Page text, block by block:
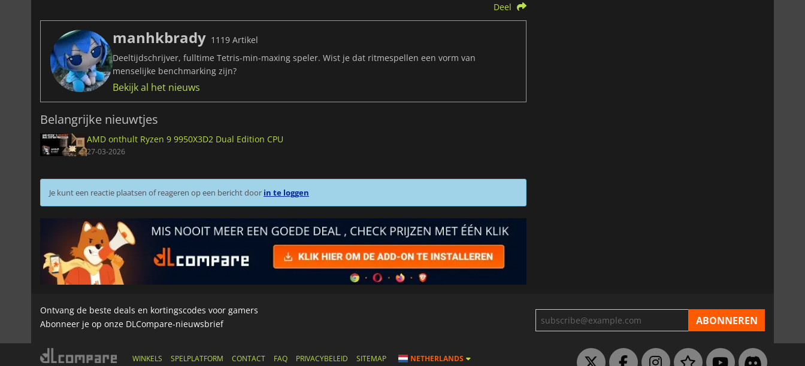
Deel
manhkbrady 1119 Artikel
Deeltijdschrijver, fulltime Tetris-min-maxing speler. Wist je dat ritmespellen een vorm van
menselijke benchmarking zijn?
Bekijk al het nieuws
Belangrijke nieuwtjes
AMD onthult Ryzen 9 9950X3D2 Dual Edition CPU
27-03-2026
Je kunt een reactie plaatsen of reageren op een bericht door in te loggen
Ontvang de beste deals en kortingscodes voor gamers
Abonneer je op onze DLCompare-nieuwsbrief
WINKELS SPELPLATFORM CONTACT FAQ PRIVACYBELEID SITEMAP NETHERLANDS